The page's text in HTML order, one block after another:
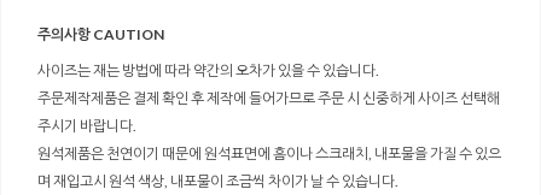
주의사항 CAUTION
사이즈는 재는 방법에 따라 약간의 오차가 있을 수 있습니다.
주문제작제품은 결제 확인 후 제작에 들어가므로 주문 시 신중하게 사이즈 선택해
주시기 바랍니다.
원석제품은 천연이기 때문에 원석표면에 흠이나 스크래치, 내포물을 가질 수 있으
며 재입고시 원석 색상, 내포물이 조금씩 차이가 날 수 있습니다.